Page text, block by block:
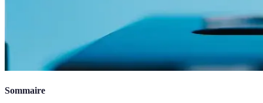
Sommaire